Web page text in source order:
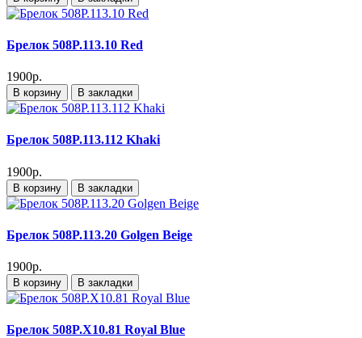
Брелок 508P.113.10 Red
1900р.
В корзину В закладки
Брелок 508P.113.112 Khaki
1900р.
В корзину В закладки
Брелок 508P.113.20 Golgen Beige
1900р.
В корзину В закладки
Брелок 508P.X10.81 Royal Blue